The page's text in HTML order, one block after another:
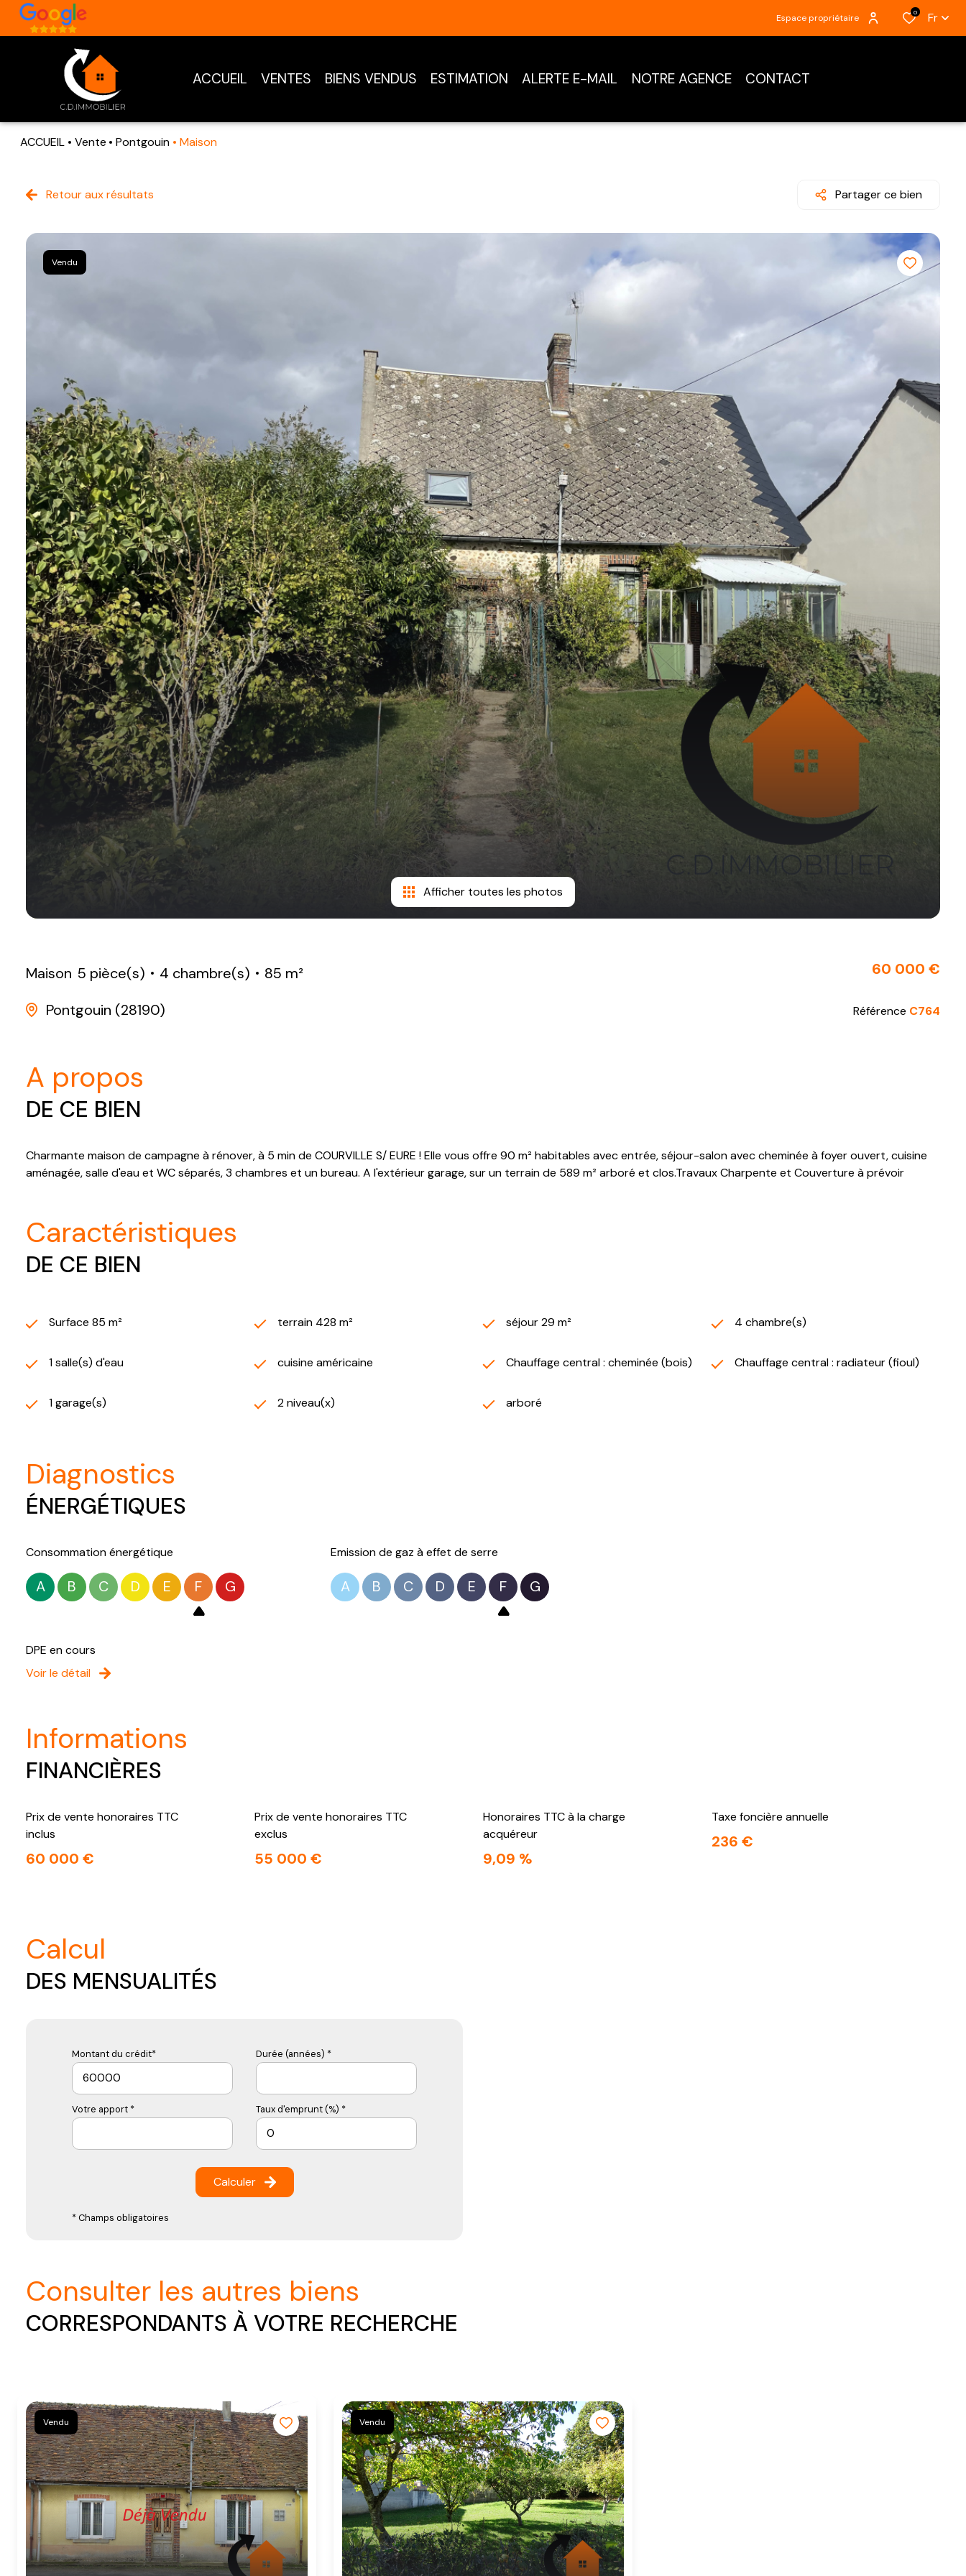
Espace propriétaire
0 Fr
ACCUEIL VENTES BIENS VENDUS ESTIMATION ALERTE E-MAIL NOTRE AGENCE CONTACT
ACCUEIL Vente Pontgouin Maison
Retour aux résultats Partager ce bien
Vendu
Afficher toutes les photos
Maison 5 pièce(s) 4 chambre(s)
85 m²
Pontgouin (28190)
60 000 €
Référence C764
a propos
DE CE BIEN
Charmante maison de campagne à rénover, à 5 min de COURVILLE S/ EURE ! Elle vous offre 90 m² habitables avec entrée, séjour-salon avec cheminée à foyer ouvert, cuisine
aménagée, salle d'eau et WC séparés, 3 chambres et un bureau. A l'extérieur garage, sur un terrain de 589 m² arboré et clos.Travaux Charpente et Couverture à prévoir
caractéristiques
DE CE BIEN
Surface 85 m² terrain 428 m² séjour 29 m² 4 chambre(s)
1 salle(s) d'eau cuisine américaine Chauffage central : cheminée (bois) Chauffage central : radiateur (fioul)
1 garage(s) 2 niveau(x) arboré
diagnostics
ÉNERGÉTIQUES
Consommation énergétique
A B C D E F G
Emission de gaz à effet de serre
A B C D E F G
DPE en cours
Voir le détail
informations
FINANCIÈRES
Prix de vente honoraires TTC
inclus
60 000 €
Prix de vente honoraires TTC
exclus
55 000 €
Honoraires TTC à la charge
acquéreur
9,09 %
Taxe foncière annuelle
236 €
calcul
DES MENSUALITÉS
Montant du crédit* Durée (années) *
Votre apport * Taux d'emprunt (%) *
Calculer
* Champs obligatoires
consulter les autres biens
CORRESPONDANTS À VOTRE RECHERCHE
Vendu Vendu